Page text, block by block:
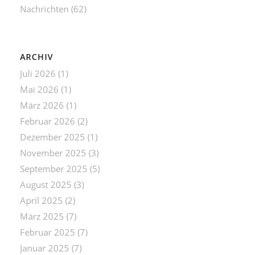
Nachrichten (62)
ARCHIV
Juli 2026 (1)
Mai 2026 (1)
März 2026 (1)
Februar 2026 (2)
Dezember 2025 (1)
November 2025 (3)
September 2025 (5)
August 2025 (3)
April 2025 (2)
März 2025 (7)
Februar 2025 (7)
Januar 2025 (7)